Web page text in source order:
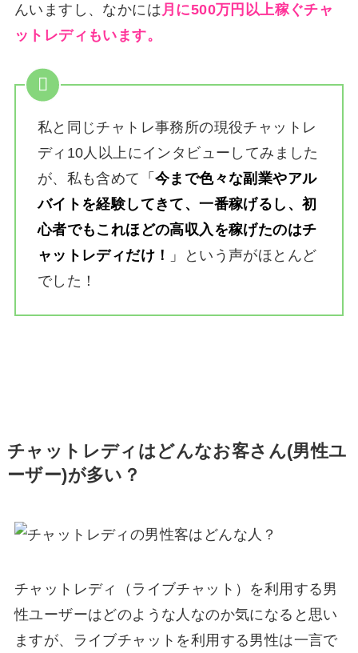
んいますし、なかには 月に500万円以上稼ぐチャ
ットレディもいます。
私と同じチャトレ事務所の現役チャットレ
ディ10人以上にインタビューしてみました
が、私も含めて
「今まで色々な副業やアル
バイトを経験してきて、一番稼げるし、初
心者でもこれほどの高収入を稼げたのはチ
ャットレディだけ！
」
という声がほとんど
でした！
チャットレディはどんなお客さん(男性ユ
ーザー)が多い？
チャットレディ（ライブチャット）を利用する男
性ユーザーはどのような人なのか気になると思い
ますが、ライブチャットを利用する男性は一言で